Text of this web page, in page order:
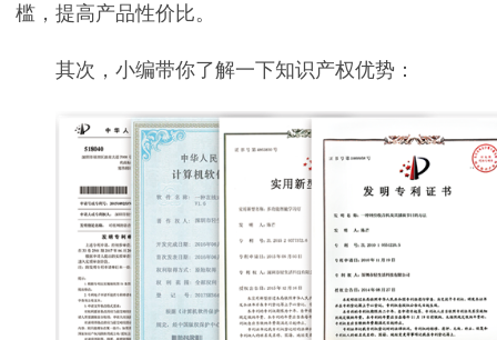
槛，提高产品性价比。
其次，小编带你了解一下知识产权优势：